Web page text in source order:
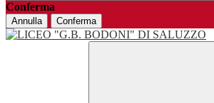
Conferma
Annulla Conferma